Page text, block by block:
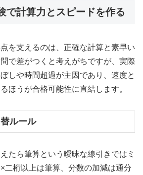
で計算力とスピードを作る
を支えるのは、正確な計算と素早い
で差がつくと考えがちですが、実際
しや時間超過が主因であり、速度と
ほうが合格可能性に直結します。
ルール
たら筆算という曖昧な線引きではミ
二桁以上は筆算、分数の加減は通分